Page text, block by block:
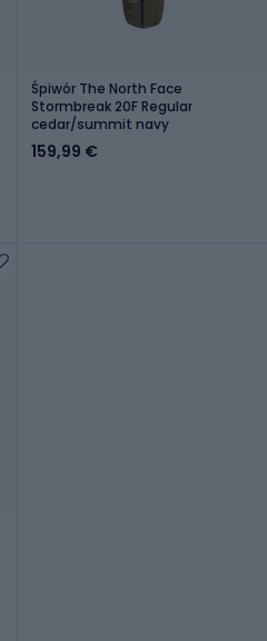
Śpiwór The North Face
Stormbreak 20F Regular
cedar/summit navy
159,99 €